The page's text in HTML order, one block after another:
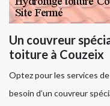
Un couvreur
toiture à Couzeix
Optez pour les services
besoin d’un couvreur